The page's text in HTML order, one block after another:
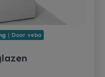
| Door veba